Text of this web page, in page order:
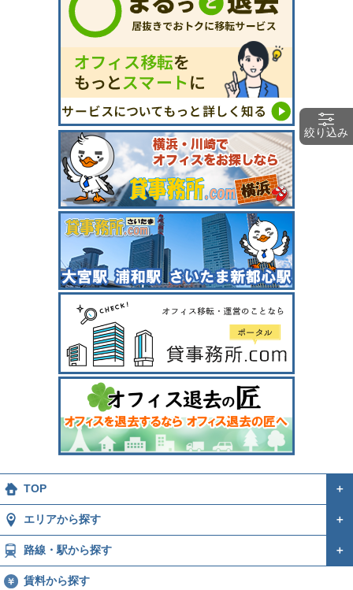
絞り込み
TOP ＋
エリアから探す ＋
路線・駅から探す ＋
賃料から探す